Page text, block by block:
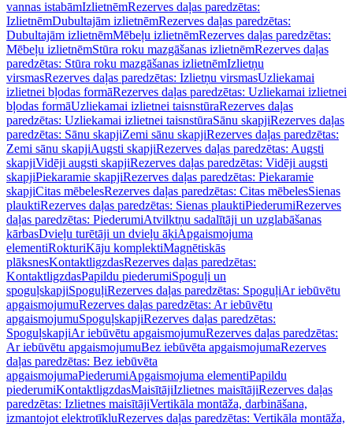
vannas istabāmIzlietnēmRezerves daļas paredzētas:
IzlietnēmDubultajām izlietnēmRezerves daļas paredzētas:
Dubultajām izlietnēmMēbeļu izlietnēmRezerves daļas paredzētas:
Mēbeļu izlietnēmStūra roku mazgāšanas izlietnēmRezerves daļas
paredzētas: Stūra roku mazgāšanas izlietnēmIzlietņu
virsmasRezerves daļas paredzētas: Izlietņu virsmasUzliekamai
izlietnei bļodas formāRezerves daļas paredzētas: Uzliekamai izlietnei
bļodas formāUzliekamai izlietnei taisnstūraRezerves daļas
paredzētas: Uzliekamai izlietnei taisnstūraSānu skapjiRezerves daļas
paredzētas: Sānu skapjiZemi sānu skapjiRezerves daļas paredzētas:
Zemi sānu skapjiAugsti skapjiRezerves daļas paredzētas: Augsti
skapjiVidēji augsti skapjiRezerves daļas paredzētas: Vidēji augsti
skapjiPiekaramie skapjiRezerves daļas paredzētas: Piekaramie
skapjiCitas mēbelesRezerves daļas paredzētas: Citas mēbelesSienas
plauktiRezerves daļas paredzētas: Sienas plauktiPiederumiRezerves
daļas paredzētas: PiederumiAtvilktņu sadalītāji un uzglabāšanas
kārbasDvieļu turētāji un dvieļu āķiApgaismojuma
elementiRokturiKāju komplektiMagnētiskās
plāksnesKontaktligzdasRezerves daļas paredzētas:
KontaktligzdasPapildu piederumiSpoguļi un
spoguļskapjiSpoguļiRezerves daļas paredzētas: SpoguļiAr iebūvētu
apgaismojumuRezerves daļas paredzētas: Ar iebūvētu
apgaismojumuSpoguļskapjiRezerves daļas paredzētas:
SpoguļskapjiAr iebūvētu apgaismojumuRezerves daļas paredzētas:
Ar iebūvētu apgaismojumuBez iebūvēta apgaismojumaRezerves
daļas paredzētas: Bez iebūvēta
apgaismojumaPiederumiApgaismojuma elementiPapildu
piederumiKontaktligzdasMaisītājiIzlietnes maisītājiRezerves daļas
paredzētas: Izlietnes maisītājiVertikāla montāža, darbināšana,
izmantojot elektrotīkluRezerves daļas paredzētas: Vertikāla montāža,